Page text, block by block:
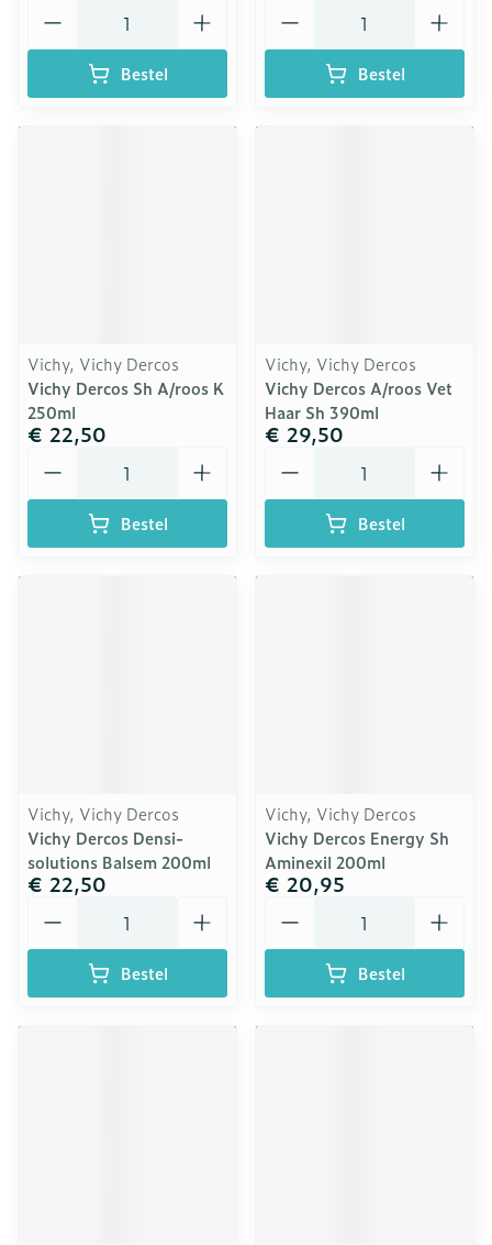
Bestel Bestel
Vichy, Vichy Dercos
Vichy Dercos Sh A/roos K
250ml
€ 22,50
Bestel
Vichy, Vichy Dercos
Vichy Dercos A/roos Vet
Haar Sh 390ml
€ 29,50
Bestel
Vichy, Vichy Dercos
Vichy Dercos Densi-
solutions Balsem 200ml
€ 22,50
Bestel
Vichy, Vichy Dercos
Vichy Dercos Energy Sh
Aminexil 200ml
€ 20,95
Bestel